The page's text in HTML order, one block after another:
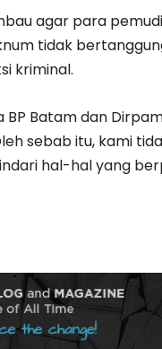
agar para
tidak
kriminal.
BP Batam dan
sebab itu, kami
hal-hal yang